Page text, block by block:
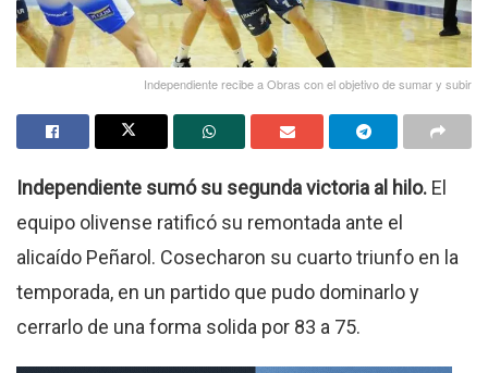
Independiente recibe a Obras con el objetivo de sumar y subir
Independiente sumó su segunda victoria al hilo. El
equipo olivense ratificó su remontada ante el
alicaído Peñarol. Cosecharon su cuarto triunfo en la
temporada, en un partido que pudo dominarlo y
cerrarlo de una forma solida por 83 a 75.